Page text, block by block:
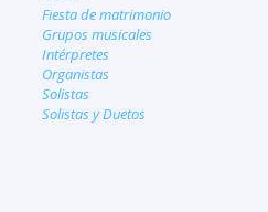
Fiesta de matrimonio
Grupos musicales
Intérpretes
Organistas
Solistas
Solistas y Duetos